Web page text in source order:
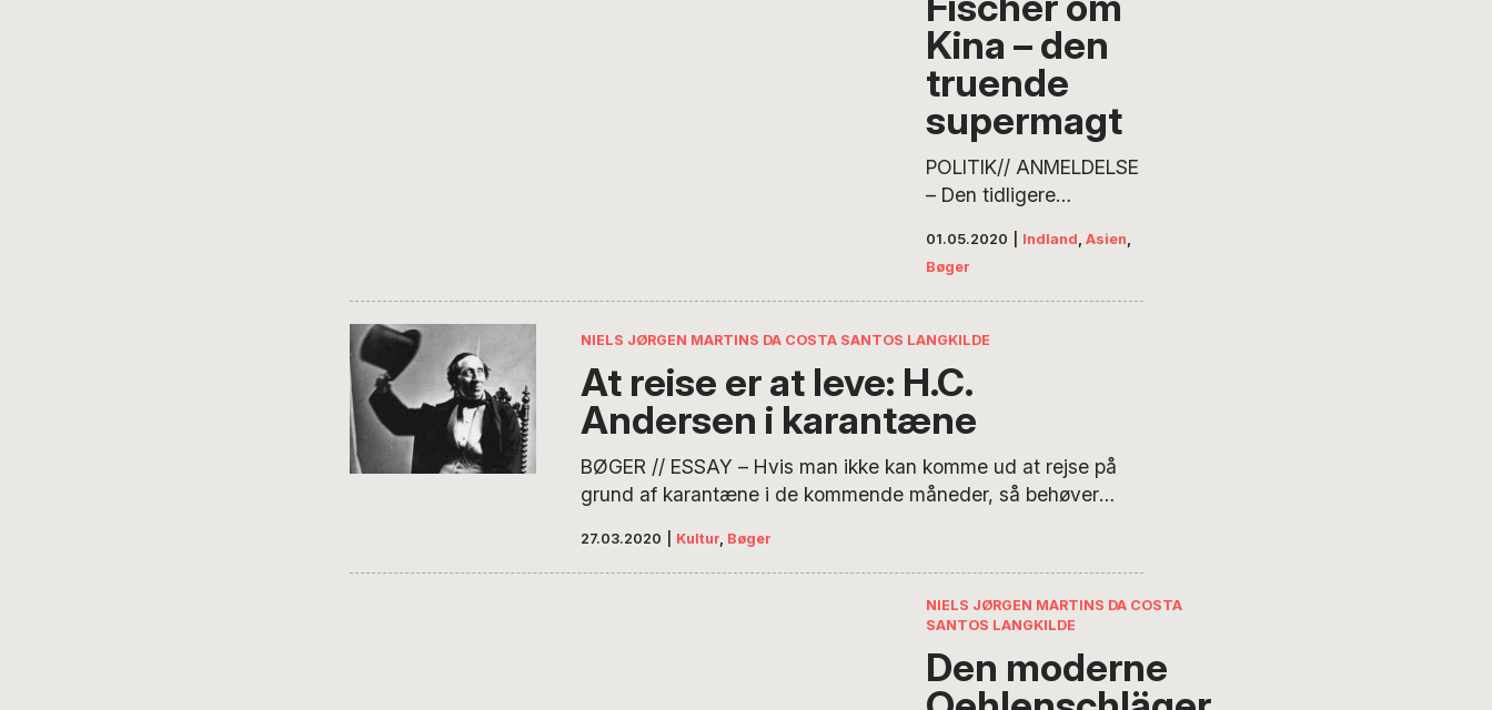
af…
Kina – den
truende
supermagt
POLITIK// ANMELDELSE
– Den tidligere
Viggo Fischer har
udgivet en særdeles
kritisk bog om Kina.
Usædvanlig god timing
er nok mere held end
en sindrig kalkulering,
bog på gaden midt i
den pandemi, som
01.05.2020 Indland, Asien,
Bøger
NIELS JØRGEN MARTINS DA COSTA SANTOS LANGKILDE
At reise er at leve: H.C.
Andersen i karantæne
BØGER // ESSAY – Hvis man ikke kan komme ud at rejse på
grund af karantæne i de kommende måneder, så behøver
lignende, skriver Niels Jørgen Langkilde. Man kan med fordel
tage fat i H. C. Andersens rejsebøger, så får man et smil med
27.03.2020 Kultur, Bøger
NIELS JØRGEN MARTINS DA COSTA
SANTOS LANGKILDE
Den moderne